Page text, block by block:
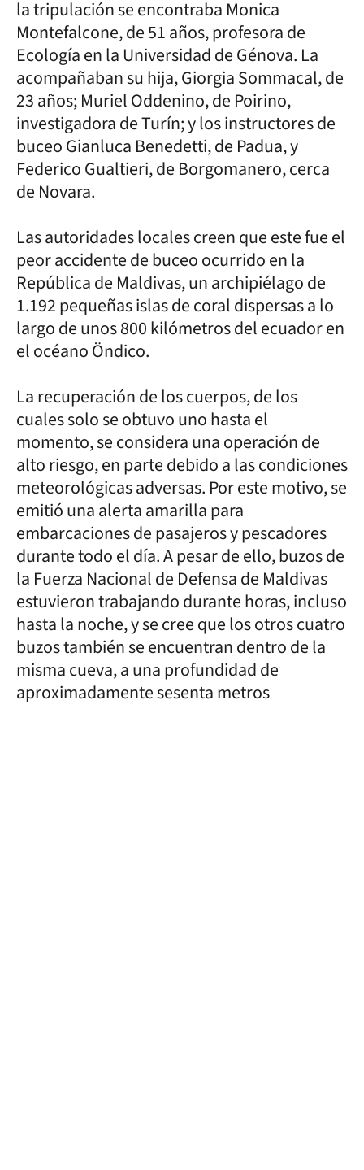
la tripulación se encontraba Monica
Montefalcone, de 51 años, profesora de
Ecología en la Universidad de Génova. La
acompañaban su hija, Giorgia Sommacal, de
23 años; Muriel Oddenino, de Poirino,
investigadora de Turín; y los instructores de
buceo Gianluca Benedetti, de Padua, y
Federico Gualtieri, de Borgomanero, cerca
de Novara.
Las autoridades locales creen que este fue el
peor accidente de buceo ocurrido en la
República de Maldivas, un archipiélago de
1.192 pequeñas islas de coral dispersas a lo
largo de unos 800 kilómetros del ecuador en
el océano Öndico.
La recuperación de los cuerpos, de los
cuales solo se obtuvo uno hasta el
momento, se considera una operación de
alto riesgo, en parte debido a las condiciones
meteorológicas adversas. Por este motivo, se
emitió una alerta amarilla para
embarcaciones de pasajeros y pescadores
durante todo el día. A pesar de ello, buzos de
la Fuerza Nacional de Defensa de Maldivas
estuvieron trabajando durante horas, incluso
hasta la noche, y se cree que los otros cuatro
buzos también se encuentran dentro de la
misma cueva, a una profundidad de
aproximadamente sesenta metros